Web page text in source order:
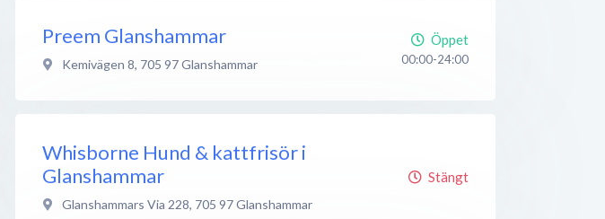
Preem Glanshammar
Kemivägen 8, 705 97Glanshammar
Öppet
00:00-24:00
Whisborne Hund & kattfrisör i
Glanshammar
Glanshammars Via 228, 705 97Glanshammar
Stängt